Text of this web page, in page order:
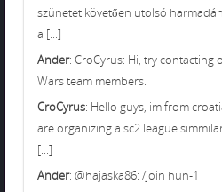
szünetet követően utolsó
a [...]
Ander: CroCyrus: Hi, try contacting
Wars team members.
CroCyrus: Hello guys, im from
are organizing a sc2 league
[...]
Ander: @hajaska86: /join hun-1